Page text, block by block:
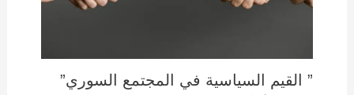
” القيم السياسية في المجتمع السوري”